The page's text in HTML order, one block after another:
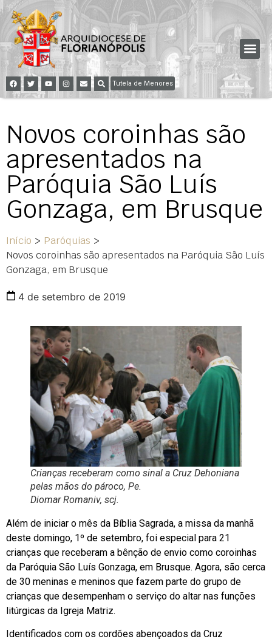
Tutela de Menores
Novos coroinhas são
apresentados na
Paróquia São Luís
Gonzaga, em Brusque
Início > Paróquias >
Novos coroinhas são apresentados na Paróquia São Luís
Gonzaga, em Brusque
4 de setembro de 2019
Crianças receberam como sinal a Cruz Dehoniana
pelas mãos do pároco, Pe.
Diomar Romaniv, scj.
Além de iniciar o mês da Bíblia Sagrada, a missa da manhã
deste domingo, 1º de setembro, foi especial para 21
crianças que receberam a bênção de envio como coroinhas
da Paróquia São Luís Gonzaga, em Brusque. Agora, são cerca
de 30 meninas e meninos que fazem parte do grupo de
crianças que desempenham o serviço do altar nas funções
litúrgicas da Igreja Matriz.
Identificados com os cordões abençoados da Cruz